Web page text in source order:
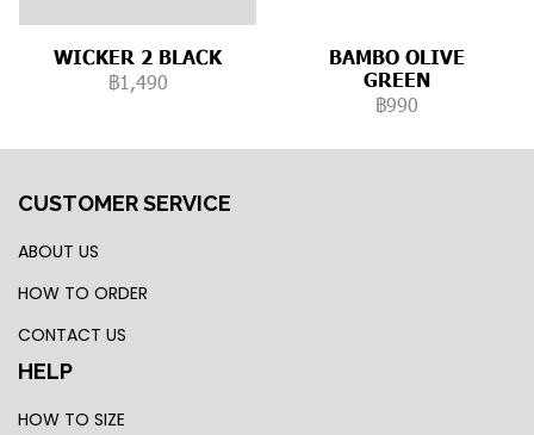
WICKER 2 BLACK
฿1,490
BAMBO OLIVE
GREEN
฿990
CUSTOMER SERVICE
ABOUT US
HOW TO ORDER
CONTACT US
HELP
HOW TO SIZE